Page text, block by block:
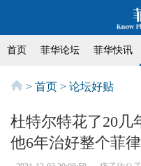
首页 菲华论坛 菲华快讯
> 首页 > 论坛好贴
杜特尔特花了20几
他6年治好整个菲